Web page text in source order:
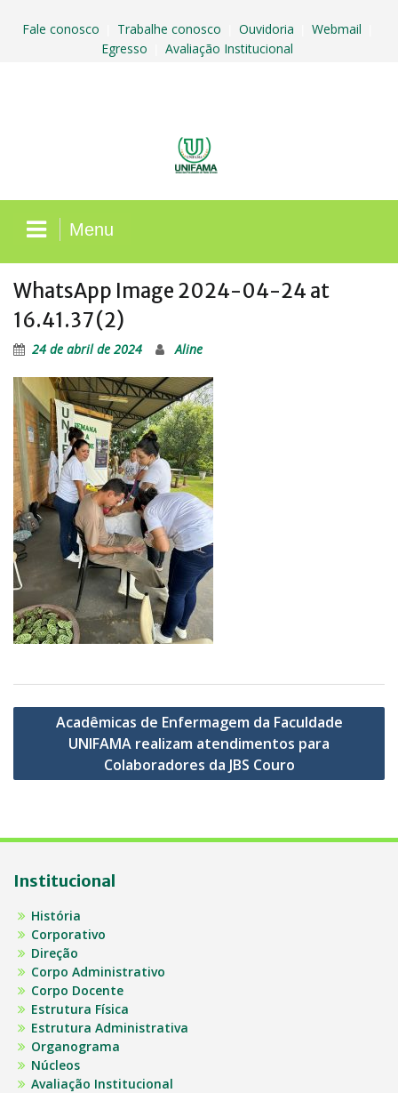
Fale conosco Trabalhe conosco Ouvidoria Webmail
Egresso Avaliação Institucional
Menu
WhatsApp Image 2024-04-24 at
16.41.37 (2)
24 de abril de 2024 Aline
Navegação
Acadêmicas de Enfermagem da Faculdade
UNIFAMA realizam atendimentos para
Colaboradores da JBS Couro
Institucional
História
Corporativo
Direção
Corpo Administrativo
Corpo Docente
Estrutura Física
Estrutura Administrativa
Organograma
Núcleos
Avaliação Institucional